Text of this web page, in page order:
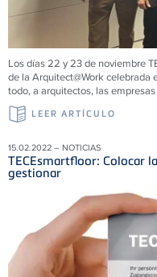
Los días 22 y 23 de noviembre
de la Arquitect@Work celebrada
todo, a arquitectos, las
LEER ARTÍCULO
15.02.2022 – NOTICIAS
TECEsmartfloor: Colocar
gestionar